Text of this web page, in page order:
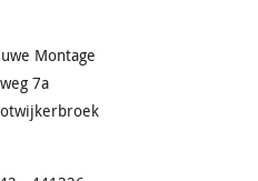
Montage
7a